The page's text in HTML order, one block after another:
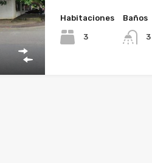
Habitaciones
3
Baños
3